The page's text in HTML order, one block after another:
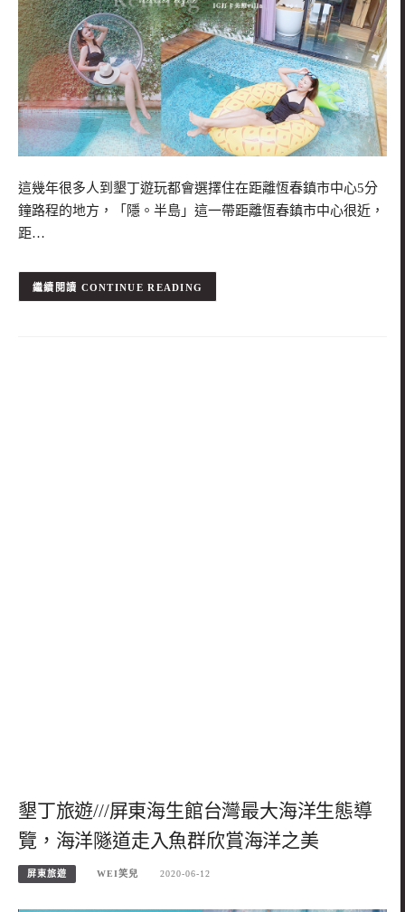
這幾年很多人到墾丁遊玩都會選擇住在距離恆春鎮市中心5分
鐘路程的地方，「隱。半島」這一帶距離恆春鎮市中心很近，
距…
CONTINUE READING
墾丁旅遊///屏東海生館台灣最大海洋生態導
覽，海洋隧道走入魚群欣賞海洋之美
屏東旅遊 WEI笑兒 2020-06-12